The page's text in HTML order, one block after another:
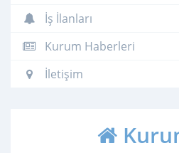
İş İlanları
Kurum Haberleri
İletişim